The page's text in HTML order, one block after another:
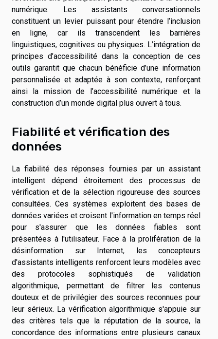
numérique. Les assistants conversationnels
constituent un levier puissant pour étendre l’inclusion
en ligne, car ils transcendent les barrières
linguistiques, cognitives ou physiques. L’intégration de
principes d’accessibilité dans la conception de ces
outils garantit que chacun bénéficie d’une information
personnalisée et adaptée à son contexte, renforçant
ainsi la mission de l’accessibilité numérique et la
construction d’un monde digital plus ouvert à tous.
Fiabilité et vérification des
données
La fiabilité des réponses fournies par un assistant
intelligent dépend étroitement des processus de
vérification et de la sélection rigoureuse des sources
consultées. Ces systèmes exploitent des bases de
données variées et croisent l'information en temps réel
pour s'assurer que les données fiables sont
présentées à l'utilisateur. Face à la prolifération de la
désinformation sur Internet, les concepteurs
d'assistants intelligents renforcent leurs modèles avec
des protocoles sophistiqués de validation
algorithmique, permettant de filtrer les contenus
douteux et de privilégier des sources reconnues pour
leur sérieux. La vérification algorithmique s'appuie sur
des critères tels que la réputation de la source, la
concordance des informations entre plusieurs canaux